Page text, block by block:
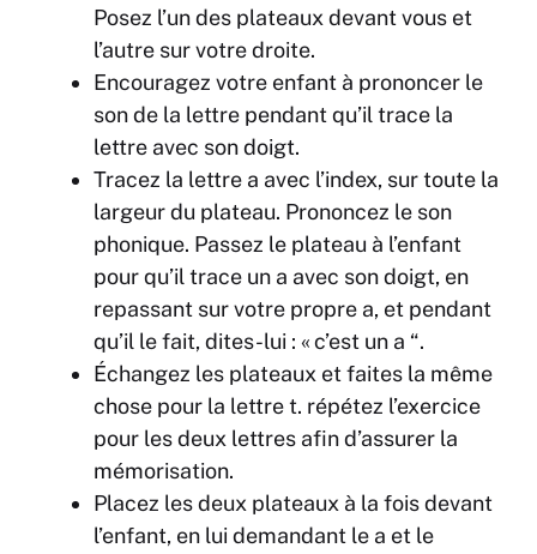
Posez l’un des plateaux devant vous et
l’autre sur votre droite.
Encouragez votre enfant à prononcer le
son de la lettre pendant qu’il trace la
lettre avec son doigt.
Tracez la lettre a avec l’index, sur toute la
largeur du plateau. Prononcez le son
phonique. Passez le plateau à l’enfant
pour qu’il trace un a avec son doigt, en
repassant sur votre propre a, et pendant
qu’il le fait, dites-lui : « c’est un a “.
Échangez les plateaux et faites la même
chose pour la lettret. répétez l’exercice
pour les deux lettres afin d’assurer la
mémorisation.
Placez les deux plateaux à la fois devant
l’enfant, en lui demandant le a et le